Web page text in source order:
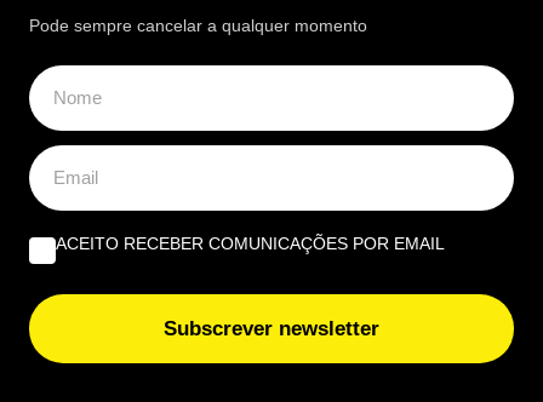
Uma taxa criada para encomendas de baixo valor
está a gerar dúvidas entre quem compra fora da
Pode sempre cancelar a qualquer momento
ACEITO RECEBER COMUNICAÇÕES POR EMAIL
Subscrever newsletter